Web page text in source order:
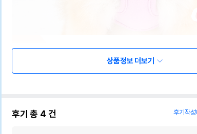
상품정보 더보기
후기 총 4 건 후기작